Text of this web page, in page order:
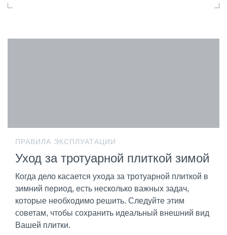
ПРАВИЛА ЭКСПЛУАТАЦИИ
Уход за тротуарной плиткой зимой
Когда дело касается ухода за тротуарной плиткой в
зимний период, есть несколько важных задач,
которые необходимо решить. Следуйте этим
советам, чтобы сохранить идеальный внешний вид
Вашей плитки.